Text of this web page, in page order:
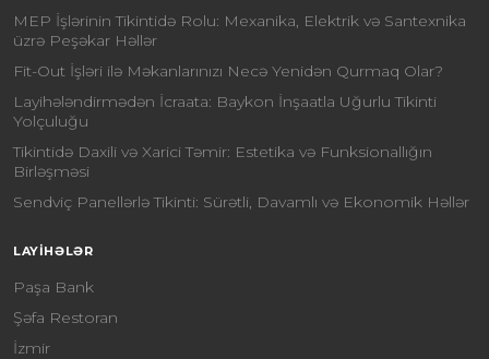
MEP İşlərinin Tikintidə Rolu: Mexanika, Elektrik və Santexnika
üzrə Peşəkar Həllər
Fit-Out İşləri ilə Məkanlarınızı Necə Yenidən Qurmaq Olar?
Layihələndirmədən İcraata: Baykon İnşaatla Uğurlu Tikinti
Yolçuluğu
Tikintidə Daxili və Xarici Təmir: Estetika və Funksionallığın
Birləşməsi
Sendviç Panellərlə Tikinti: Sürətli, Davamlı və Ekonomik Həllər
LAYIHƏLƏR
Paşa Bank
Şəfa Restoran
İzmir